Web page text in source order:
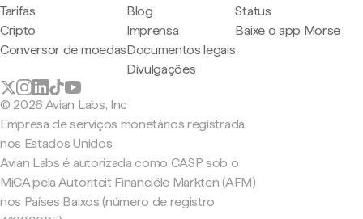
Tarifas
Cripto
Conversor de moedas
Blog
Imprensa
Documentos legais
Divulgações
Status
Baixe o app Morse
© 2026 Avian Labs, Inc
Empresa de serviços monetários registrada
nos Estados Unidos
Avian Labs é autorizada como CASP sob o
MiCA pela Autoriteit Financiële Markten (AFM)
nos Países Baixos (número de registro